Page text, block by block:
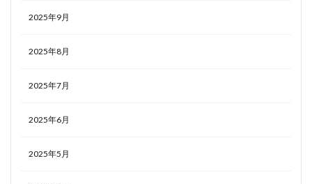
2025年9月
2025年8月
2025年7月
2025年6月
2025年5月